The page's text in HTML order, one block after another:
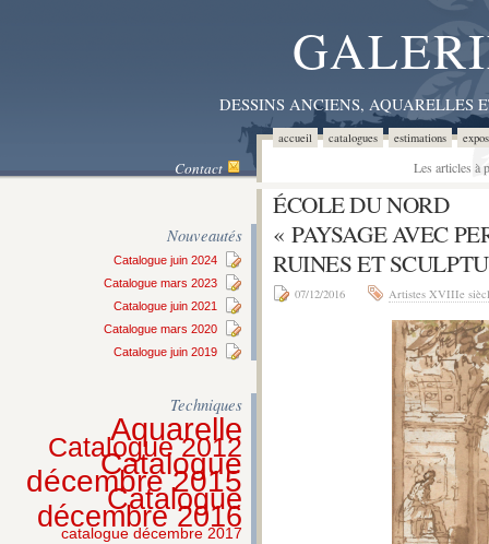
DESSINS ANCIENS,
accueil catalogues estimations
Contact Les articles à
Nouveautés
Catalogue juin 2024
Catalogue mars 2023
Catalogue juin 2021
Catalogue mars 2020
Catalogue juin 2019
Techniques
Aquarelle
Catalogue 2012
Catalogue
décembre 2015
Catalogue
décembre 2016
catalogue décembre 2017
ÉCOLE DU NORD
« PAYSAGE AVEC
RUINES ET
07/12/2016 Artistes XVIIIe